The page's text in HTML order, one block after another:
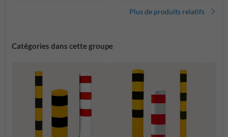
Plus de produits relatifs
Catégories dans cette groupe